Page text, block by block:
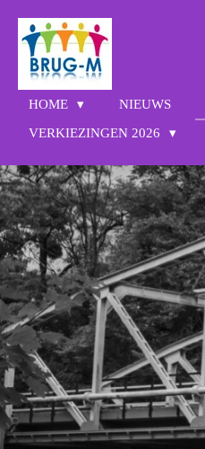
Ga
direct
naar
hoofdinhoud
HOME NIEUWS
VERKIEZINGEN 2026